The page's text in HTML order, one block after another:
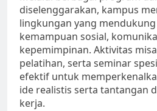
diselenggarakan, kampus
lingkungan yang
kemampuan sosial,
kepemimpinan. Aktivitas
pelatihan, serta seminar
efektif untuk
ide realistis serta tantangan
kerja.